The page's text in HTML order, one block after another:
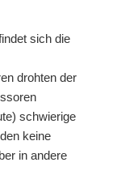
sich die
drohten der
schwierige
keine
in andere